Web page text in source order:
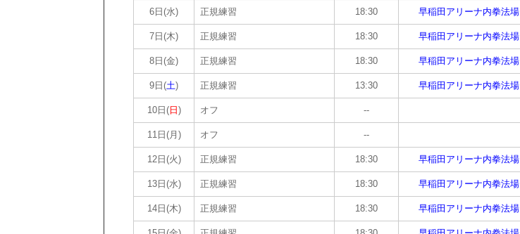
6日(水) 正規練習 18:30 早稲田アリーナ内拳法場
7日(木) 正規練習 18:30 早稲田アリーナ内拳法場
8日(金) 正規練習 18:30 早稲田アリーナ内拳法場
9日(土) 正規練習 13:30 早稲田アリーナ内拳法場
10日(日 ) オフ --
11日(月) オフ --
12日(火) 正規練習 18:30 早稲田アリーナ内拳法場
13日(水) 正規練習 18:30 早稲田アリーナ内拳法場
14日(木) 正規練習 18:30 早稲田アリーナ内拳法場